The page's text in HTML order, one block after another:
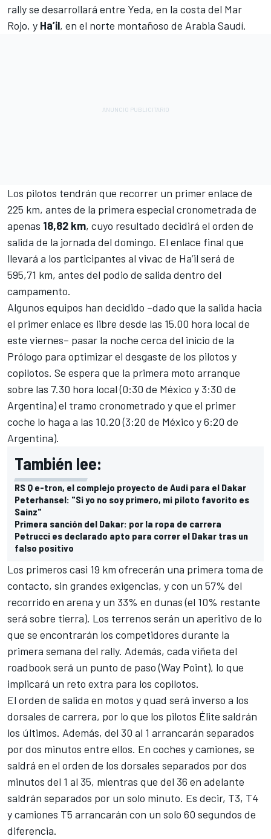
rally se desarrollará entre Yeda, en la costa del Mar
Rojo, y Ha’il, en el norte montañoso de Arabia Saudí.
Los pilotos tendrán que recorrer un primer enlace de
225 km, antes de la primera especial cronometrada de
apenas 18,82 km, cuyo resultado decidirá el orden de
salida de la jornada del domingo. El enlace final que
llevará a los participantes al vivac de Ha’il será de
595,71 km, antes del podio de salida dentro del
campamento.
Algunos equipos han decidido –dado que la salida hacia
el primer enlace es libre desde las 15.00 hora local de
este viernes– pasar la noche cerca del inicio de la
Prólogo para optimizar el desgaste de los pilotos y
copilotos. Se espera que la primera moto arranque
sobre las 7.30 hora local (0:30 de México y 3:30 de
Argentina) el tramo cronometrado y que el primer
coche lo haga a las 10.20 (3:20 de México y 6:20 de
Argentina).
También lee:
RS Q e-tron, el complejo proyecto de Audi para el Dakar
Peterhansel: "Si yo no soy primero, mi piloto favorito es
Sainz"
Primera sanción del Dakar: por la ropa de carrera
Petrucci es declarado apto para correr el Dakar tras un
falso positivo
Los primeros casi 19 km ofrecerán una primera toma de
contacto, sin grandes exigencias, y con un 57% del
recorrido en arena y un 33% en dunas (el 10% restante
será sobre tierra). Los terrenos serán un aperitivo de lo
que se encontrarán los competidores durante la
primera semana del rally. Además, cada viñeta del
roadbook será un punto de paso (Way Point), lo que
implicará un reto extra para los copilotos.
El orden de salida en motos y quad será inverso a los
dorsales de carrera, por lo que los pilotos Élite saldrán
los últimos. Además, del 30 al 1 arrancarán separados
por dos minutos entre ellos. En coches y camiones, se
saldrá en el orden de los dorsales separados por dos
minutos del 1 al 35, mientras que del 36 en adelante
saldrán separados por un solo minuto. Es decir, T3, T4
y camiones T5 arrancarán con un solo 60 segundos de
diferencia.